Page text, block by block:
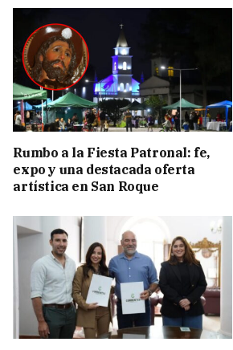
Rumbo a la Fiesta Patronal: fe,
expo y una destacada oferta
artística en San Roque